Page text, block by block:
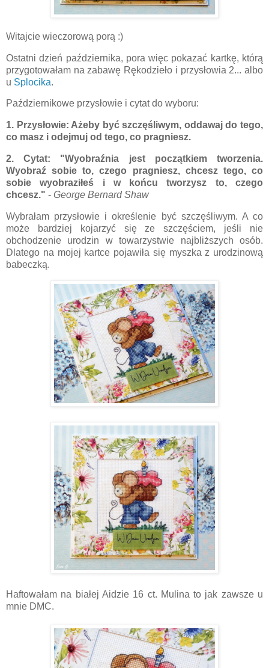
Witajcie wieczorową porą :)
Ostatni dzień października, pora więc pokazać kartkę, którą
przygotowałam na zabawę Rękodzieło i przysłowia 2... albo
u Splocika.
Październikowe przysłowie i cytat do wyboru:
1. Przysłowie: Ażeby być szczęśliwym, oddawaj do tego,
co masz i odejmuj od tego, co pragniesz.
2. Cytat: "Wyobraźnia jest początkiem tworzenia.
Wyobraź sobie to, czego pragniesz, chcesz tego, co
sobie wyobraziłeś i w końcu tworzysz to, czego
chcesz." - George Bernard Shaw
Wybrałam przysłowie i określenie być szczęśliwym. A co
może bardziej kojarzyć się ze szczęściem, jeśli nie
obchodzenie urodzin w towarzystwie najbliższych osób.
Dlatego na mojej kartce pojawiła się myszka z urodzinową
babeczką.
Haftowałam na białej Aidzie 16 ct. Mulina to jak zawsze u
mnie DMC.